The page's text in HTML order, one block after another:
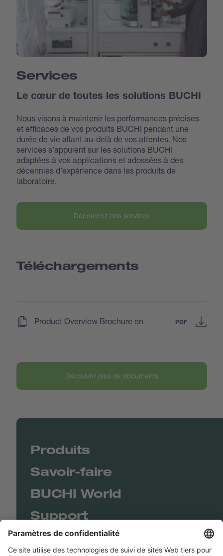
Services
Le cœur de toutes les solutions BUCHI
Nous visons à maintenir les performances précises
et efficaces de vos produits BUCHI pendant une
durée de vie allant au-delà de vos attentes. Nos
services s’appuient sur les solutions BUCHI
adaptées à vos applications et adossées à des
décennies d’expérience dans les produits de
laboratoire.
Découvrez nos services
Téléchargements
Product Overview Brochure en PDF
Découvrir plus de documents
Produits
Savoir-faire
BUCHI World
Support
Shop